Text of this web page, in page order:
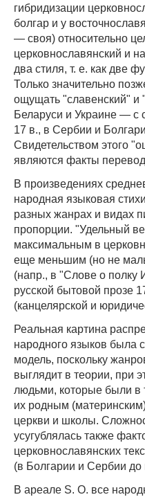
гибридизации
болгар и у
— своя) относительно
церковнославянский и
два стиля, т. е. как две
Только значительно
ощущать "славенский" и
Беларуси и Украине — с
17 в., в Сербии и
Свидетельством этого
являются факты
В произведениях
народная языковая
разных жанрах и видах
пропорции. "Удельный
максимальным в
еще меньшим (но не
(напр., в "Слове о полку
русской бытовой прозе
(канцелярской и
Реальная картина
народного языков была
модель, поскольку
выглядит в теории, при
людьми, которые были
их родным
церкви и школы.
усугублялась также
церковнославянских
(в Болгарии и Сербии до
В ареале S. O. все